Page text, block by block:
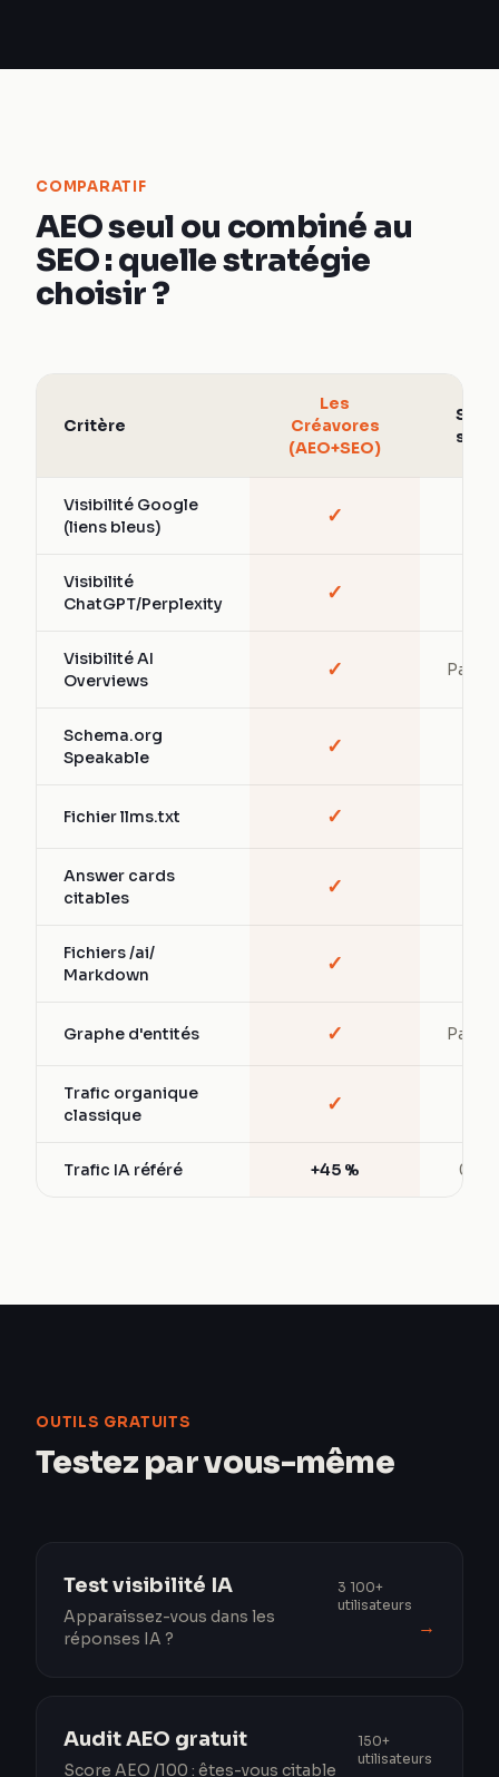
COMPARATIF
AEO seul ou combiné au
SEO : quelle stratégie
choisir ?
Critère
Les
Créavores
(AEO+SEO)
SEO
seul
Visibilité Google
(liens bleus)
✓
Visibilité
ChatGPT/Perplexity
✓
Visibilité AI
Overviews
✓ Partiel
Schema.org
Speakable
✓
Fichier llms.txt ✓
Answer cards
citables
✓
Fichiers /ai/
Markdown
✓
Graphe d'entités ✓ Partiel
Trafic organique
classique
✓
Trafic IA référé +45 % 0 %
OUTILS GRATUITS
Testez par vous-même
Test visibilité IA
Apparaissez-vous dans les
réponses IA ?
3 100+
utilisateurs
→
Audit AEO gratuit
Score AEO /100 : êtes-vous citable
150+
utilisateurs